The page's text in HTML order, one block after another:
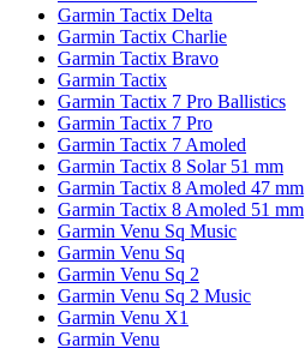
Garmin Tactix Delta
Garmin Tactix Charlie
Garmin Tactix Bravo
Garmin Tactix
Garmin Tactix 7 Pro Ballistics
Garmin Tactix 7 Pro
Garmin Tactix 7 Amoled
Garmin Tactix 8 Solar 51 mm
Garmin Tactix 8 Amoled 47 mm
Garmin Tactix 8 Amoled 51 mm
Garmin Venu Sq Music
Garmin Venu Sq
Garmin Venu Sq 2
Garmin Venu Sq 2 Music
Garmin Venu X1
Garmin Venu